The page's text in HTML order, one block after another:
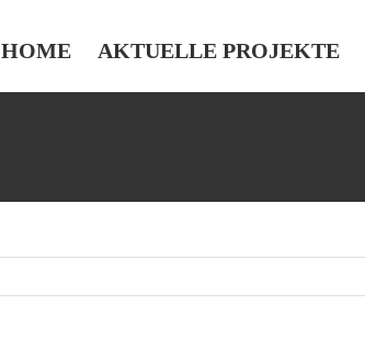
HOME AKTUELLE PROJEKTE